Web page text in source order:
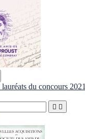
du concours 2021
 